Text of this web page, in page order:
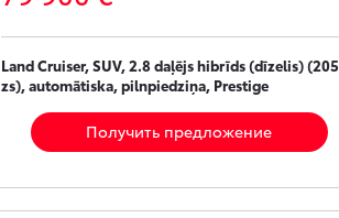
Land Cruiser, SUV, 2.8 daļējs hibrīds (dīzelis) (205
zs), automātiska, pilnpiedziņa, Prestige
Получить предложение